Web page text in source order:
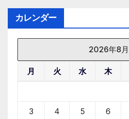
k
カレンダー
2026年8月
月 火 水 木
3 4 5 6